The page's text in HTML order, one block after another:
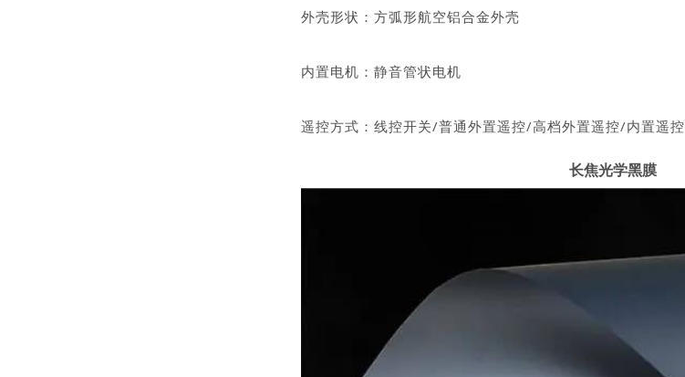
外壳形状：方弧形航空铝合金外壳
内置电机：静音管状电机
遥控方式：线控开关/普通外置遥控/高档外置遥控/内置遥控
长焦光学黑膜